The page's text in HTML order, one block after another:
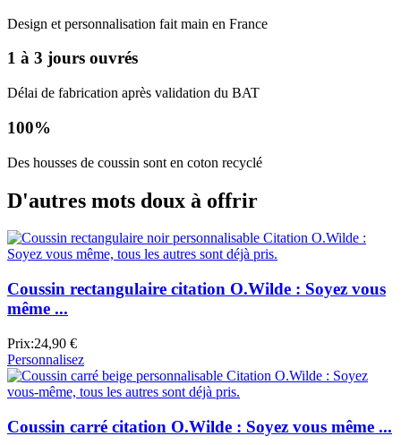
Design et personnalisation fait main en France
1 à 3 jours ouvrés
Délai de fabrication après validation du BAT
100%
Des housses de coussin sont en coton recyclé
D'autres mots doux à offrir
Coussin rectangulaire citation O.Wilde : Soyez vous
même ...
Prix:24,90 €
Personnalisez
Coussin carré citation O.Wilde : Soyez vous même ...